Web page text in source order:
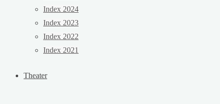
Index 2024
Index 2023
Index 2022
Index 2021
Theater